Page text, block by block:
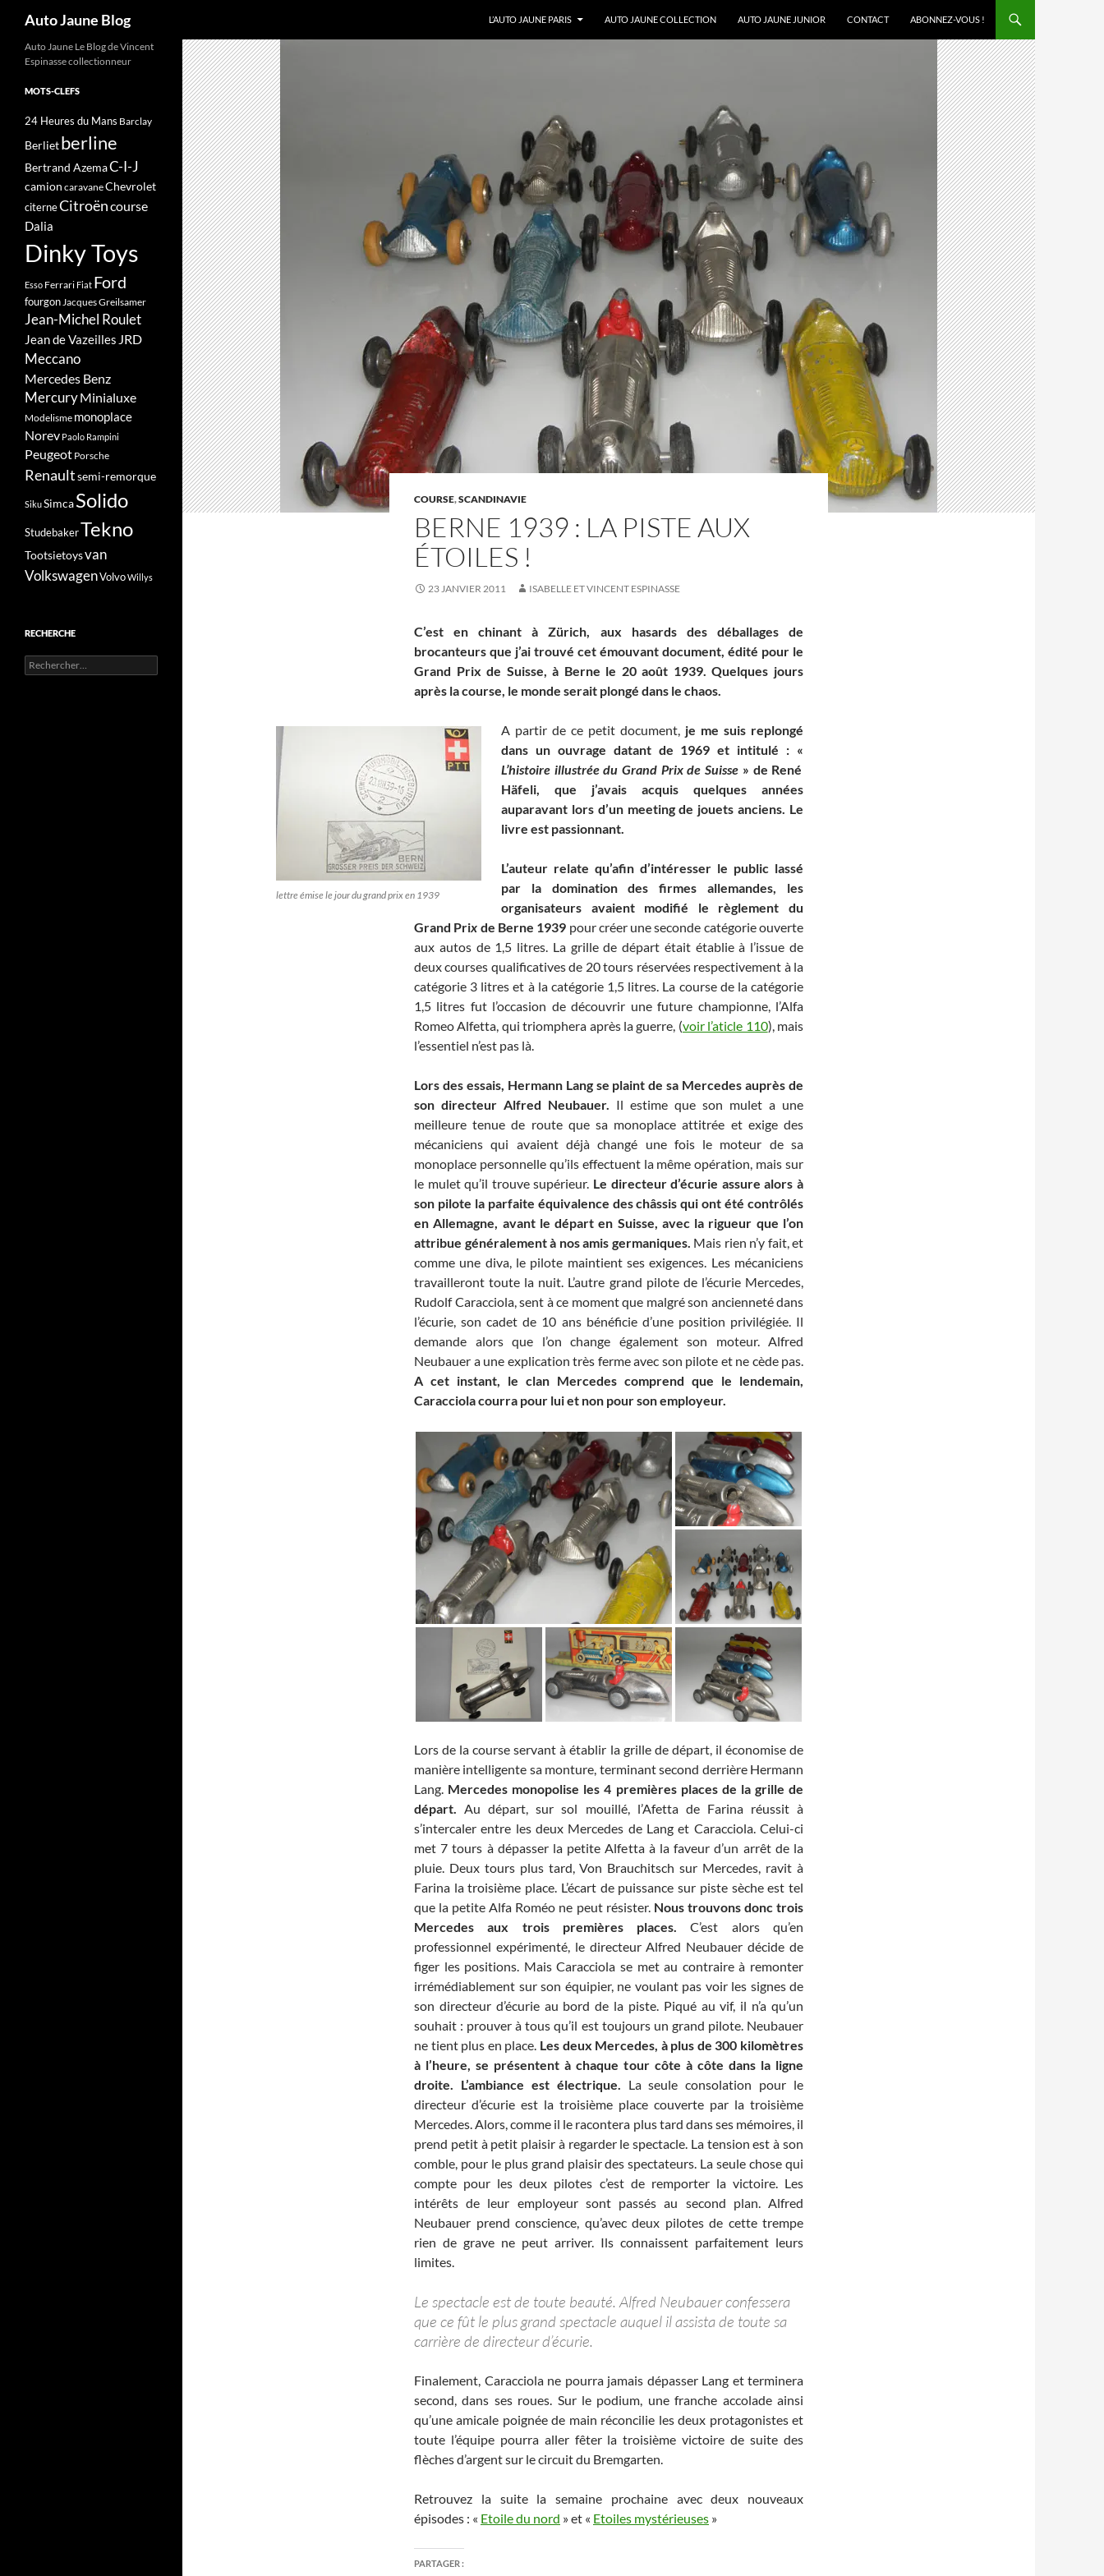
Auto Jaune Blog
L’AUTO JAUNE PARIS
AUTO JAUNE COLLECTION AUTO JAUNE JUNIOR CONTACT ABONNEZ-VOUS !
COURSE,SCANDINAVIE
BERNE 1939 : LA PISTE AUX
ÉTOILES !
23 JANVIER 2011 ISABELLE ET VINCENT ESPINASSE
C’est en chinant à Zürich, aux hasards des déballages de
brocanteurs que j’ai trouvé cet émouvant document, édité pour le
Grand Prix de Suisse, à Berne le 20 août 1939. Quelques jours
après la course, le monde serait plongé dans le chaos.
lettre émise le jour du grand prix en 1939
A partir de ce petit document, je me suis replongé
dans un ouvrage datant de 1969 et intitulé : «
L’histoire illustrée du Grand Prix de Suisse » de René
Häfeli, que j’avais acquis quelques années
auparavant lors d’un meeting de jouets anciens. Le
livre est passionnant.
L’auteur relate qu’afin d’intéresser le public lassé
par la domination des firmes allemandes, les
organisateurs avaient modifié le règlement du
Grand Prix de Berne 1939 pour créer une seconde catégorie ouverte
aux autos de 1,5 litres. La grille de départ était établie à l’issue de
deux courses qualificatives de 20 tours réservées respectivement à la
catégorie 3 litres et à la catégorie 1,5 litres. La course de la catégorie
1,5 litres fut l’occasion de découvrir une future championne, l’Alfa
Romeo Alfetta, qui triomphera après la guerre, (voir l’aticle 110), mais
l’essentiel n’est pas là.
Lors des essais, Hermann Lang se plaint de sa Mercedes auprès de
son directeur Alfred Neubauer. Il estime que son mulet a une
meilleure tenue de route que sa monoplace attitrée et exige des
mécaniciens qui avaient déjà changé une fois le moteur de sa
monoplace personnelle qu’ils effectuent la même opération, mais sur
le mulet qu’il trouve supérieur. Le directeur d’écurie assure alors à
son pilote la parfaite équivalence des châssis qui ont été contrôlés
en Allemagne, avant le départ en Suisse, avec la rigueur que l’on
attribue généralement à nos amis germaniques. Mais rien n’y fait, et
comme une diva, le pilote maintient ses exigences. Les mécaniciens
travailleront toute la nuit. L’autre grand pilote de l’écurie Mercedes,
Rudolf Caracciola, sent à ce moment que malgré son ancienneté dans
l’écurie, son cadet de 10 ans bénéficie d’une position privilégiée. Il
demande alors que l’on change également son moteur. Alfred
Neubauer a une explication très ferme avec son pilote et ne cède pas.
A cet instant, le clan Mercedes comprend que le lendemain,
Caracciola courra pour lui et non pour son employeur.
Lors de la course servant à établir la grille de départ, il économise de
manière intelligente sa monture, terminant second derrière Hermann
Lang. Mercedes monopolise les 4 premières places de la grille de
départ. Au départ, sur sol mouillé, l’Afetta de Farina réussit à
s’intercaler entre les deux Mercedes de Lang et Caracciola. Celui-ci
met 7 tours à dépasser la petite Alfetta à la faveur d’un arrêt de la
pluie. Deux tours plus tard, Von Brauchitsch sur Mercedes, ravit à
Farina la troisième place. L’écart de puissance sur piste sèche est tel
que la petite Alfa Roméo ne peut résister.Nous trouvons donc trois
Mercedes aux trois premières places. C’est alors qu’en
professionnel expérimenté, le directeur Alfred Neubauer décide de
figer les positions. Mais Caracciola se met au contraire à remonter
irrémédiablement sur son équipier, ne voulant pas voir les signes de
son directeur d’écurie au bord de la piste. Piqué au vif, il n’a qu’un
souhait : prouver à tous qu’il est toujours un grand pilote. Neubauer
ne tient plus en place. Les deux Mercedes, à plus de 300 kilomètres
à l’heure, se présentent à chaque tour côte à côte dans la ligne
droite. L’ambiance est électrique. La seule consolation pour le
directeur d’écurie est la troisième place couverte par la troisième
Mercedes. Alors, comme il le racontera plus tard dans ses mémoires, il
prend petit à petit plaisir à regarder le spectacle. La tension est à son
comble, pour le plus grand plaisir des spectateurs. La seule chose qui
compte pour les deux pilotes c’est de remporter la victoire. Les
intérêts de leur employeur sont passés au second plan. Alfred
Neubauer prend conscience, qu’avec deux pilotes de cette trempe
rien de grave ne peut arriver. Ils connaissent parfaitement leurs
limites.
Le spectacle est de toute beauté. Alfred Neubauer confessera
que ce fût le plus grand spectacle auquel il assista de toute sa
carrière de directeur d’écurie.
Finalement, Caracciola ne pourra jamais dépasser Lang et terminera
second, dans ses roues. Sur le podium, une franche accolade ainsi
qu’une amicale poignée de main réconcilie les deux protagonistes et
toute l’équipe pourra aller fêter la troisième victoire de suite des
flèches d’argent sur le circuit du Bremgarten.
Retrouvez la suite la semaine prochaine avec deux nouveaux
épisodes : « Etoile du nord » et « Etoiles mystérieuses »
PARTAGER :
Auto Jaune Le Blog de Vincent
Espinasse collectionneur
MOTS-CLEFS
24 Heures du Mans Barclay
Berlietberline
Bertrand AzemaC-I-J
camion caravaneChevrolet
citerneCitroëncourse
Dalia
Dinky Toys
Esso Ferrari Fiat Ford
fourgonJacques Greilsamer
Jean-Michel Roulet
Jean de Vazeilles JRD
Meccano
Mercedes Benz
MercuryMinialuxe
Modelisme monoplace
Norev Paolo Rampini
Peugeot Porsche
Renaultsemi-remorque
SikuSimcaSolido
StudebakerTekno
Tootsietoysvan
VolkswagenVolvoWillys
RECHERCHE
Rechercher :